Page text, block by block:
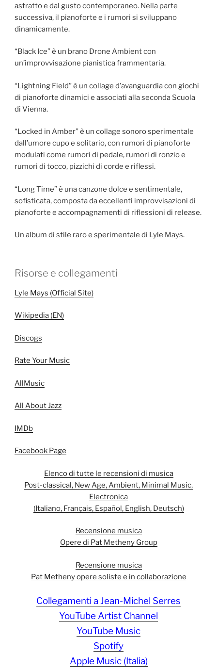
astratto e dal gusto contemporaneo. Nella parte
successiva, il pianoforte e i rumori si sviluppano
dinamicamente.
“Black Ice” è un brano Drone Ambient con
un’improvvisazione pianistica frammentaria.
“Lightning Field” è un collage d’avanguardia con giochi
di pianoforte dinamici e associati alla seconda Scuola
di Vienna.
“Locked in Amber” è un collage sonoro sperimentale
dall’umore cupo e solitario, con rumori di pianoforte
modulati come rumori di pedale, rumori di ronzio e
rumori di tocco, pizzichi di corde e riflessi.
“Long Time” è una canzone dolce e sentimentale,
sofisticata, composta da eccellenti improvvisazioni di
pianoforte e accompagnamenti di riflessioni di release.
Un album di stile raro e sperimentale di Lyle Mays.
Risorse e collegamenti
Lyle Mays (Official Site)
Wikipedia (EN)
Discogs
Rate Your Music
AllMusic
All About Jazz
IMDb
Facebook Page
Elenco di tutte le recensioni di musica
Post-classical, New Age, Ambient, Minimal Music,
Electronica
(Italiano, Français, Español, English, Deutsch)
Recensione musica
Opere di Pat Metheny Group
Recensione musica
Pat Metheny opere soliste e in collaborazione
Collegamenti a Jean-Michel Serres
YouTube Artist Channel
YouTube Music
Spotify
Apple Music (Italia)